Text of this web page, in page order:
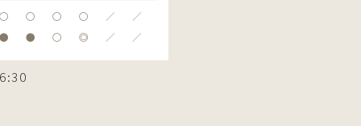
〇 〇 〇 〇 ／
／
●
● 〇 ◎ ／ ／